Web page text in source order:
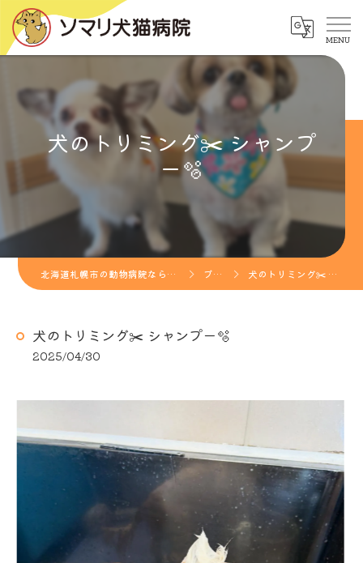
犬のトリミング✂️ シャンプ
ー🫧
北海道札幌市の動物病院ならソマリ犬猫病院 ブログ 犬のトリミング✂️ シャンプー🫧
犬のトリミング✂️ シャンプー🫧
2025/04/30